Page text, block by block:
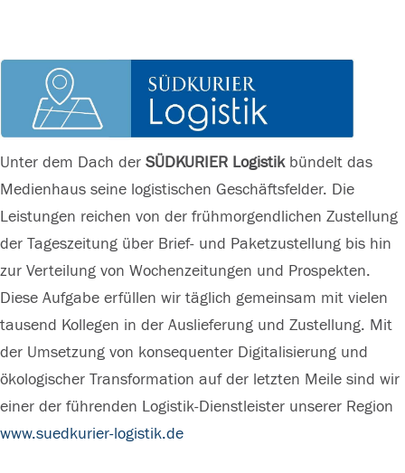
visitor.
The
website
owner
needs to
setup the
site with
their CMP
to add this
content to
the list of
technologi
es used.
website
owner
needs to
setup the
site with
their CMP
to add this
content to
the list of
technologi
Unter dem Dach der SÜDKURIER Logistikbündelt das
Medienhaus seine logistischen Geschäftsfelder. Die
Leistungen reichen von der frühmorgendlichen Zustellung
der Tageszeitung über Brief- und Paketzustellung bis hin
zur Verteilung von Wochenzeitungen und Prospekten.
Diese Aufgabe erfüllen wir täglich gemeinsam mit vielen
tausend Kollegen in der Auslieferung und Zustellung. Mit
der Umsetzung von konsequenter Digitalisierung und
ökologischer Transformation auf der letzten Meile sind wir
einer der führenden Logistik-Dienstleister unserer Region
www.suedkurier-logistik.de